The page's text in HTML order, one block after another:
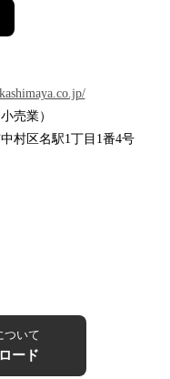
売業）
村区名駅1丁目1番4号
ついて
ード